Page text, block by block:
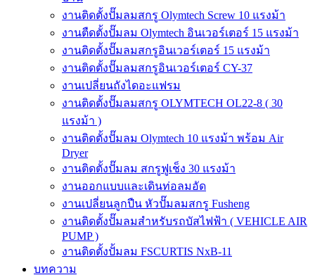
งานติดตั้งปั๊มลมสกรู Olymtech Screw 10 แรงม้า
งานตืดตั้งปั๊มลม Olymtech อินเวอร์เตอร์ 15 แรงม้า
งานติดตั้งปั๊มลมสกรูอินเวอร์เตอร์ 15 แรงม้า
งานติดตั้งปั๊มลมสกรูอินเวอร์เตอร์ CY-37
งานเปลี่ยนถังไดอะแฟรม
งานติดตั้งปั๊มลมสกรู OLYMTECH OL22-8 ( 30
แรงม้า )
งานติดตั้งปั๊มลม Olymtech 10 แรงม้า พร้อม Air
Dryer
งานติดตั้งปั๊มลม สกรูฟูเช็ง 30 แรงม้า
งานออกแบบและเดินท่อลมอัด
งานเปลี่ยนลูกปืน หัวปั๊มลมสกรู Fusheng
งานติดตั้งปั๊มลมสำหรับรถบัสไฟฟ้า ( VEHICLE AIR
PUMP )
งานติดตั้งปั้มลม FSCURTIS NxB-11
บทความ